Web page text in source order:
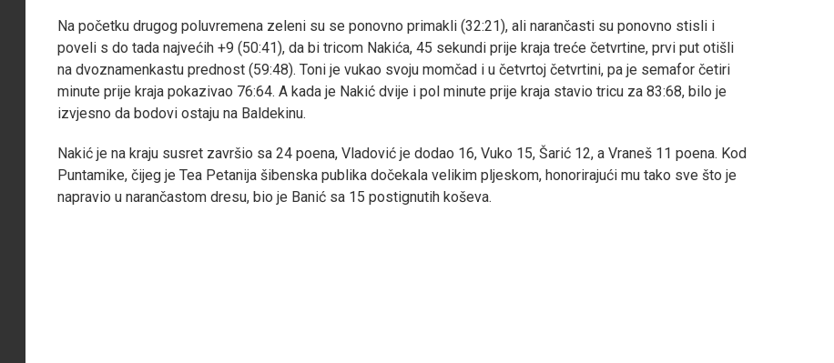
Na početku drugog poluvremena zeleni su se ponovno primakli (32:21), ali narančasti su ponovno stisli i
poveli s do tada najvećih +9 (50:41), da bi tricom Nakića, 45 sekundi prije kraja treće četvrtine, prvi put otišli
na dvoznamenkastu prednost (59:48). Toni je vukao svoju momčad i u četvrtoj četvrtini, pa je semafor četiri
minute prije kraja pokazivao 76:64. A kada je Nakić dvije i pol minute prije kraja stavio tricu za 83:68, bilo je
izvjesno da bodovi ostaju na Baldekinu.
Nakić je na kraju susret završio sa 24 poena, Vladović je dodao 16, Vuko 15, Šarić 12, a Vraneš 11 poena. Kod
Puntamike, čijeg je Tea Petanija šibenska publika dočekala velikim pljeskom, honorirajući mu tako sve što je
napravio u narančastom dresu, bio je Banić sa 15 postignutih koševa.